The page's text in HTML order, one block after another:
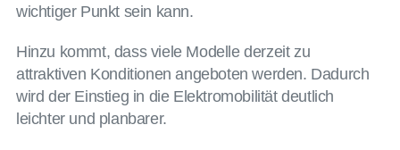
wichtiger Punkt sein kann.
Hinzu kommt, dass viele Modelle derzeit zu
attraktiven Konditionen angeboten werden. Dadurch
wird der Einstieg in die Elektromobilität deutlich
leichter und planbarer.